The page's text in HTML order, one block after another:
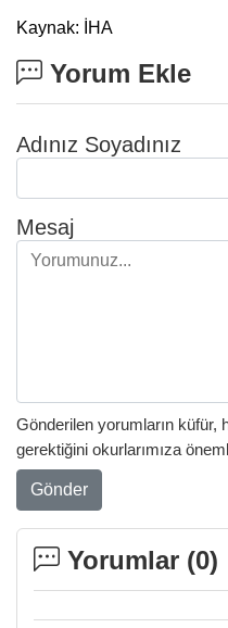
Kaynak: İHA
Yorum Ekle
Adınız Soyadınız
Mesaj
Gönderilen yorumların
gerektiğini okurlarımıza
Gönder
Yorumlar (0)